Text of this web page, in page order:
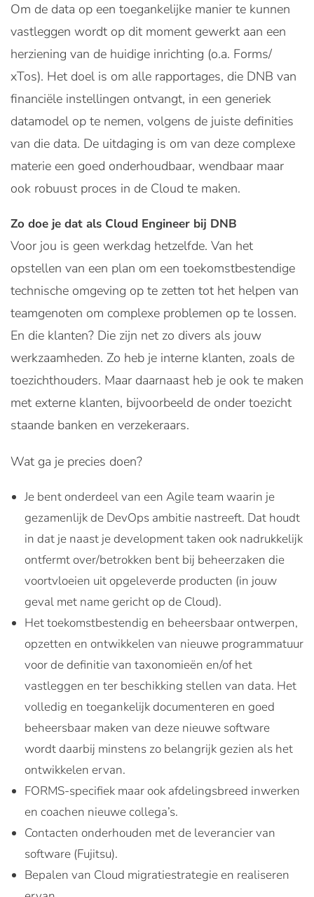
Om de data op een toegankelijke manier te kunnen
vastleggen wordt op dit moment gewerkt aan een
herziening van de huidige inrichting (o.a. Forms/
xTos). Het doel is om alle rapportages, die DNB van
financiële instellingen ontvangt, in een generiek
datamodel op te nemen, volgens de juiste definities
van die data. De uitdaging is om van deze complexe
materie een goed onderhoudbaar, wendbaar maar
ook robuust proces in de Cloud te maken.
Zo doe je dat als Cloud Engineer bij DNB
Voor jou is geen werkdag hetzelfde. Van het
opstellen van een plan om een toekomstbestendige
technische omgeving op te zetten tot het helpen van
teamgenoten om complexe problemen op te lossen.
En die klanten? Die zijn net zo divers als jouw
werkzaamheden. Zo heb je interne klanten, zoals de
toezichthouders. Maar daarnaast heb je ook te maken
met externe klanten, bijvoorbeeld de onder toezicht
staande banken en verzekeraars.
Wat ga je precies doen?
Je bent onderdeel van een Agile team waarin je
gezamenlijk de DevOps ambitie nastreeft. Dat houdt
in dat je naast je development taken ook nadrukkelijk
ontfermt over/betrokken bent bij beheerzaken die
voortvloeien uit opgeleverde producten (in jouw
geval met name gericht op de Cloud).
Het toekomstbestendig en beheersbaar ontwerpen,
opzetten en ontwikkelen van nieuwe programmatuur
voor de definitie van taxonomieën en/of het
vastleggen en ter beschikking stellen van data. Het
volledig en toegankelijk documenteren en goed
beheersbaar maken van deze nieuwe software
wordt daarbij minstens zo belangrijk gezien als het
ontwikkelen ervan.
FORMS-specifiek maar ook afdelingsbreed inwerken
en coachen nieuwe collega’s.
Contacten onderhouden met de leverancier van
software (Fujitsu).
Bepalen van Cloud migratiestrategie en realiseren